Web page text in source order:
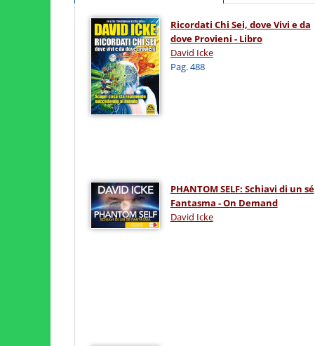
Ricordati Chi Sei, dove Vivi e da
dove Provieni - Libro
David Icke
Pag. 488
PHANTOM SELF: Schiavi di un sé
Fantasma - On Demand
David Icke